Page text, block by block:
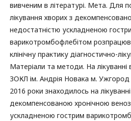
вивченим в літературі. Мета. Для
лікування хворих з
недостатністю ускладненою
варикотромбофлебітом
клінічну практику діагностично-
Матеріали та методи. На лікуванні в
ЗОКЛ ім. Андрія Новака м. Ужгород
2016 роки знаходилось на
декомпенсованою хронічною
ускладненою гострим